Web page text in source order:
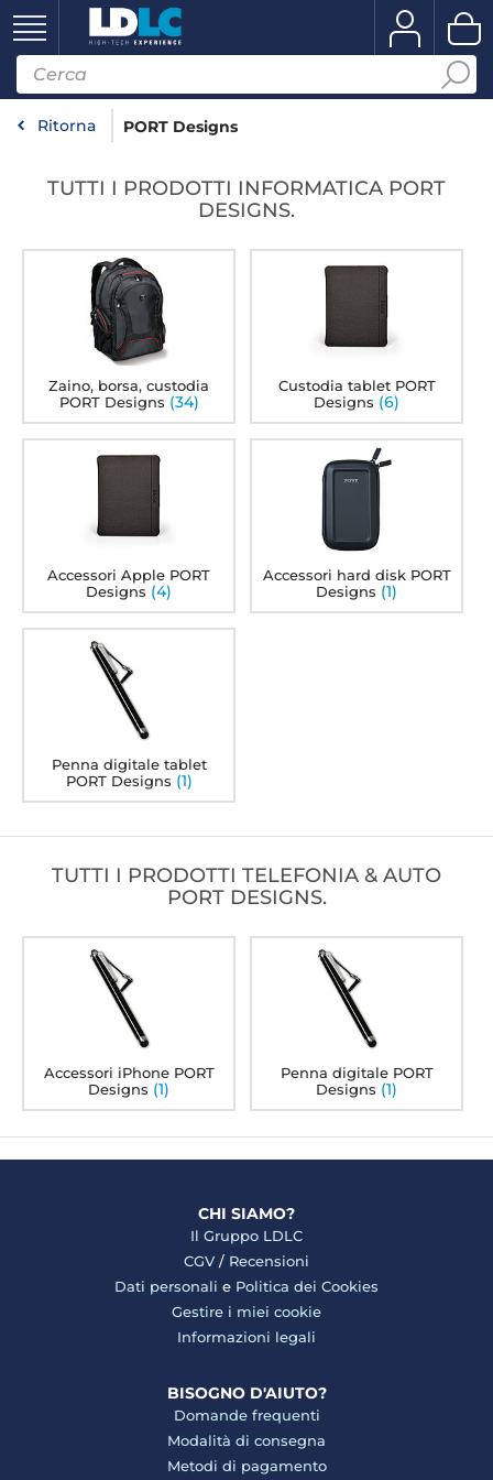
Ritorna PORT Designs
TUTTI I PRODOTTI INFORMATICA PORT
DESIGNS.
Zaino, borsa, custodia
PORT Designs (34)
Custodia tablet PORT
Designs (6)
Accessori Apple PORT
Designs (4)
Accessori hard disk PORT
Designs (1)
Penna digitale tablet
PORT Designs (1)
TUTTI I PRODOTTI TELEFONIA & AUTO
PORT DESIGNS.
Accessori iPhone PORT
Designs (1)
Penna digitale PORT
Designs (1)
CHI SIAMO?
Il Gruppo LDLC
CGV / Recensioni
Dati personali e Politica dei Cookies
Gestire i miei cookie
Informazioni legali
BISOGNO D'AIUTO?
Domande frequenti
Modalità di consegna
Metodi di pagamento